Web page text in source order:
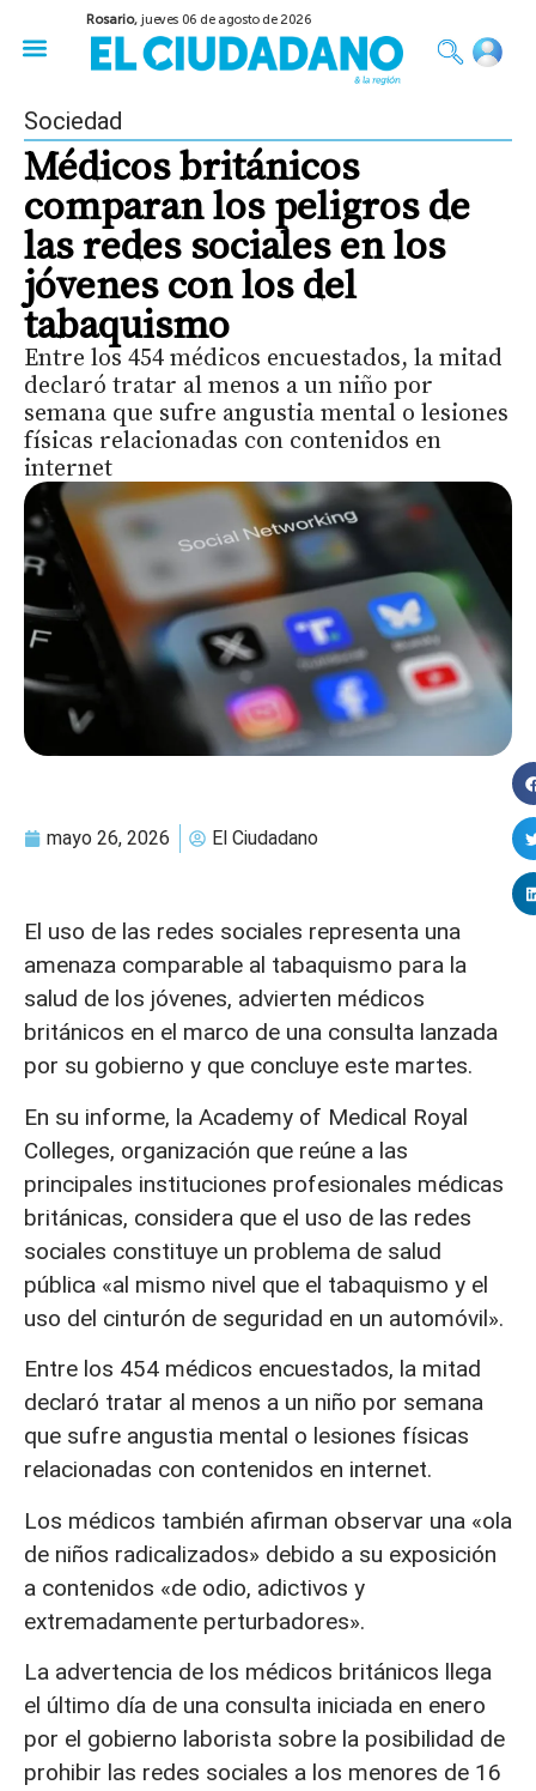
Rosario,jueves 06 de agosto de 2026
Sociedad
Médicos británicos
comparan los peligros de
las redes sociales en los
jóvenes con los del
tabaquismo
Entre los 454 médicos encuestados, la mitad
declaró tratar al menos a un niño por
semana que sufre angustia mental o lesiones
físicas relacionadas con contenidos en
internet
mayo 26, 2026 El Ciudadano
El uso de las redes sociales representa una
amenaza comparable al tabaquismo para la
salud de los jóvenes, advierten médicos
británicos en el marco de una consulta lanzada
por su gobierno y que concluye este martes.
En su informe, la Academy of Medical Royal
Colleges, organización que reúne a las
principales instituciones profesionales médicas
británicas, considera que el uso de las redes
sociales constituye un problema de salud
pública «al mismo nivel que el tabaquismo y el
uso del cinturón de seguridad en un automóvil».
Entre los 454 médicos encuestados, la mitad
declaró tratar al menos a un niño por semana
que sufre angustia mental o lesiones físicas
relacionadas con contenidos en internet.
Los médicos también afirman observar una «ola
de niños radicalizados» debido a su exposición
a contenidos «de odio, adictivos y
extremadamente perturbadores».
La advertencia de los médicos británicos llega
el último día de una consulta iniciada en enero
por el gobierno laborista sobre la posibilidad de
prohibir las redes sociales a los menores de 16